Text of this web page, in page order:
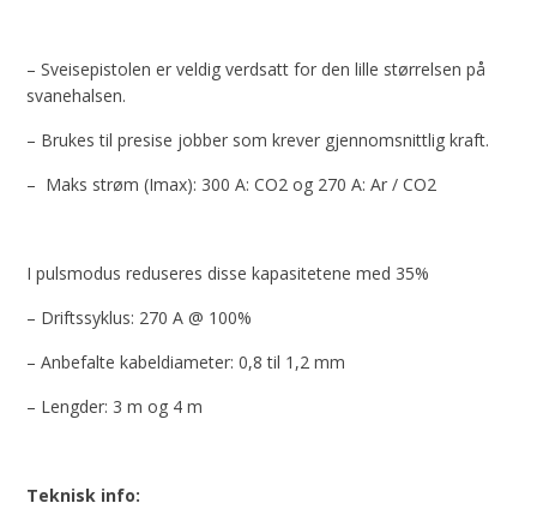
– Sveisepistolen er veldig verdsatt for den lille størrelsen på
svanehalsen.
– Brukes til presise jobber som krever gjennomsnittlig kraft.
– Maks strøm (Imax): 300 A: CO2 og 270 A: Ar / CO2
I pulsmodus reduseres disse kapasitetene med 35%
– Driftssyklus: 270 A @ 100%
– Anbefalte kabeldiameter: 0,8 til 1,2 mm
– Lengder: 3 m og 4 m
Teknisk info: